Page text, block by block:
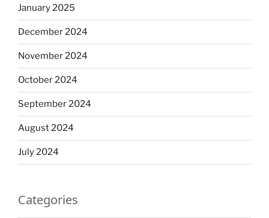
January 2025
December 2024
November 2024
October 2024
September 2024
August 2024
July 2024
Categories